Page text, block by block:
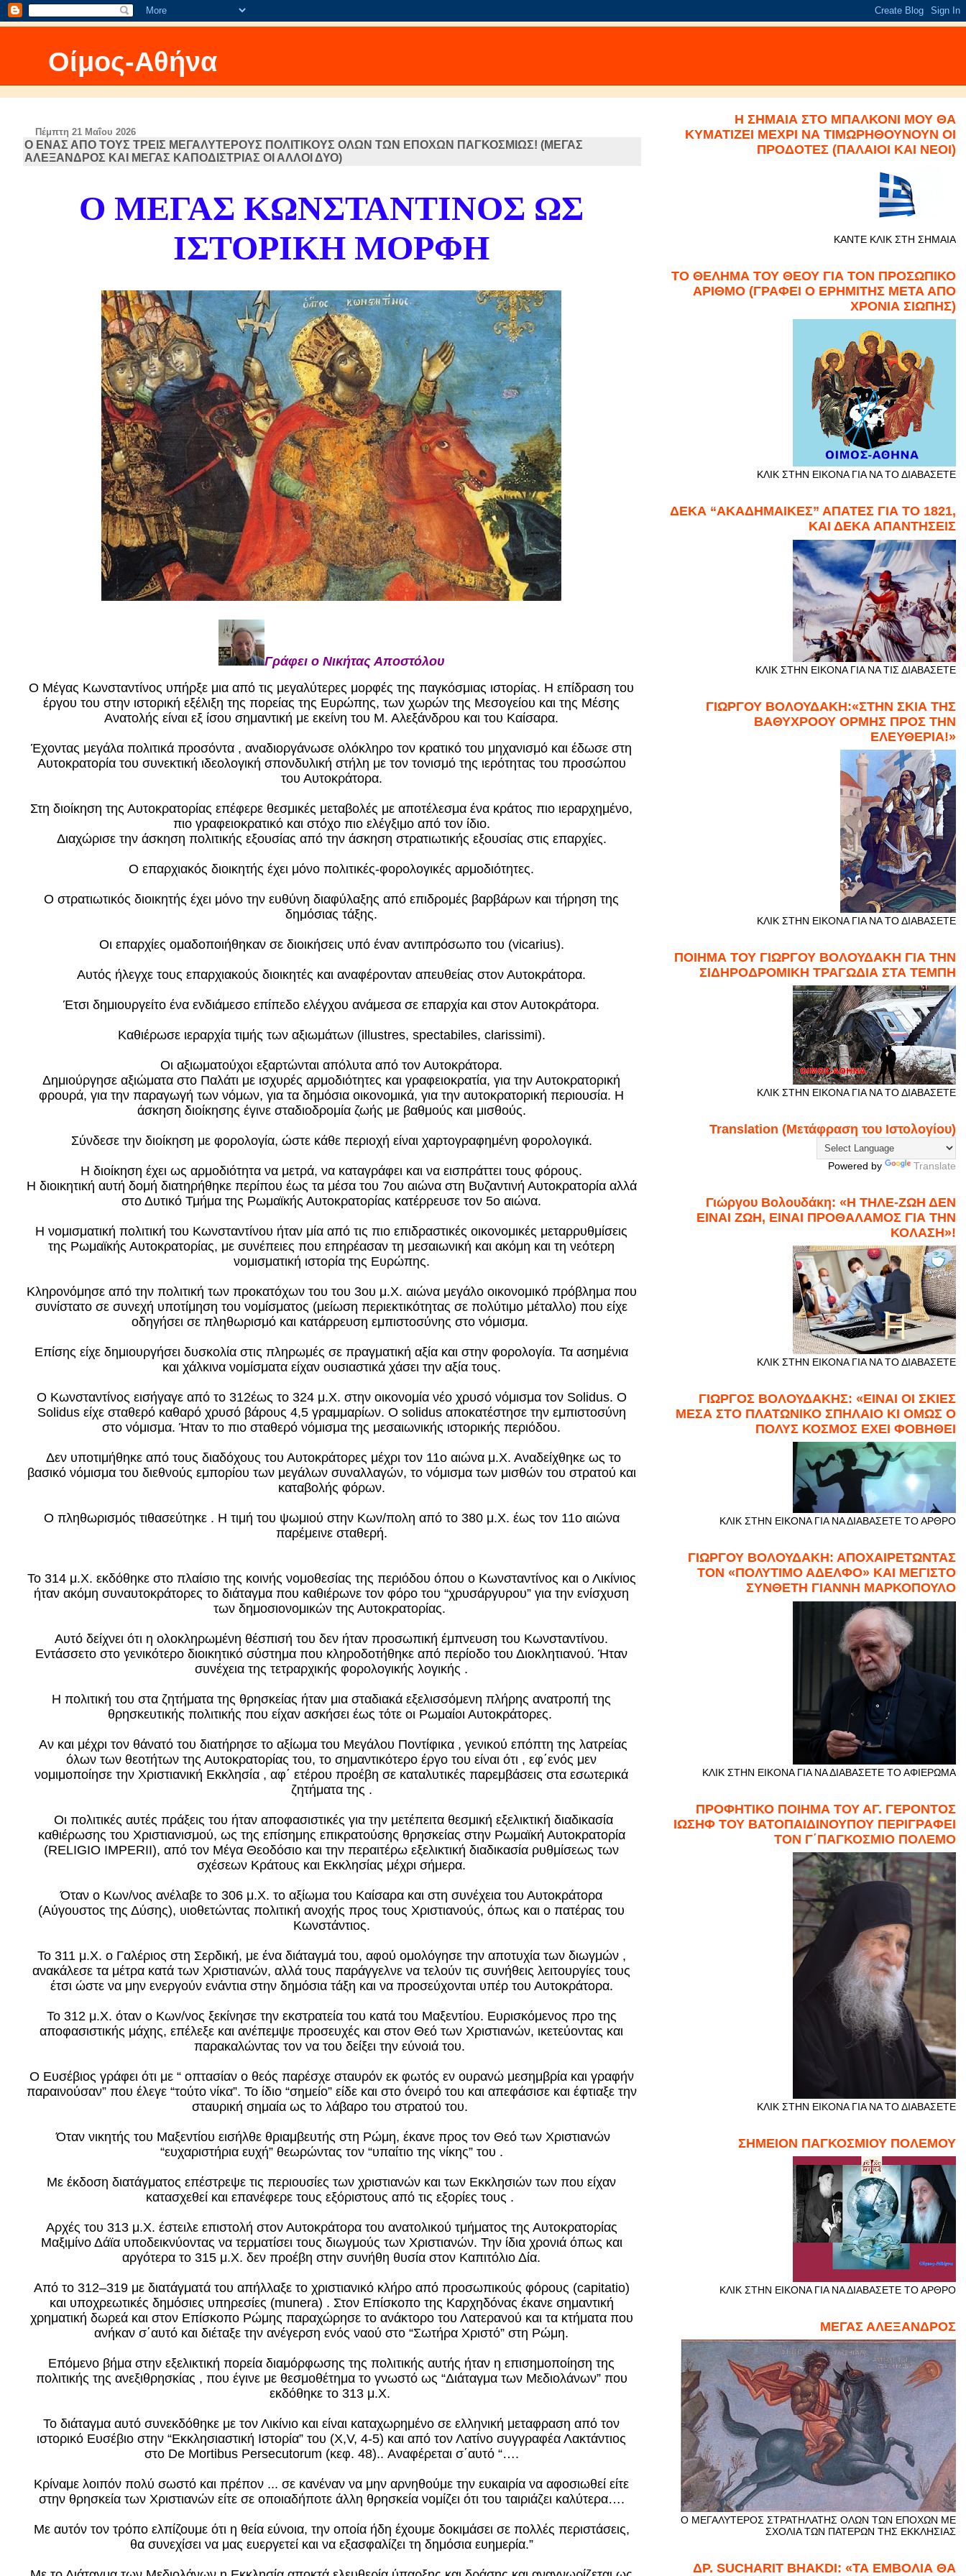
Οίμος-Αθήνα
Πέμπτη 21 Μαΐου 2026
Ο ΕΝΑΣ ΑΠΟ ΤΟΥΣ ΤΡΕΙΣ ΜΕΓΑΛΥΤΕΡΟΥΣ ΠΟΛΙΤΙΚΟΥΣ ΟΛΩΝ ΤΩΝ ΕΠΟΧΩΝ ΠΑΓΚΟΣΜΙΩΣ! (ΜΕΓΑΣ
ΑΛΕΞΑΝΔΡΟΣ ΚΑΙ ΜΕΓΑΣ ΚΑΠΟΔΙΣΤΡΙΑΣ ΟΙ ΑΛΛΟΙ ΔΥΟ)
Ο ΜΕΓΑΣ ΚΩΝΣΤΑΝΤΙΝΟΣ ΩΣ
ΙΣΤΟΡΙΚΗ ΜΟΡΦΗ
Γράφει ο Νικήτας Αποστόλου
Ο Μέγας Κωνσταντίνος υπήρξε μια από τις μεγαλύτερες μορφές της παγκόσμιας ιστορίας. Η επίδραση του
έργου του στην ιστορική εξέλιξη της πορείας της Ευρώπης, των χωρών της Μεσογείου και της Μέσης
Ανατολής είναι εξ ίσου σημαντική με εκείνη του Μ. Αλεξάνδρου και του Καίσαρα.
Έχοντας μεγάλα πολιτικά προσόντα , αναδιοργάνωσε ολόκληρο τον κρατικό του μηχανισμό και έδωσε στη
Αυτοκρατορία του συνεκτική ιδεολογική σπονδυλική στήλη με τον τονισμό της ιερότητας του προσώπου
του Αυτοκράτορα.
Στη διοίκηση της Αυτοκρατορίας επέφερε θεσμικές μεταβολές με αποτέλεσμα ένα κράτος πιο ιεραρχημένο,
πιο γραφειοκρατικό και στόχο πιο ελέγξιμο από τον ίδιο.
Διαχώρισε την άσκηση πολιτικής εξουσίας από την άσκηση στρατιωτικής εξουσίας στις επαρχίες.
Ο επαρχιακός διοικητής έχει μόνο πολιτικές-φορολογικές αρμοδιότητες.
Ο στρατιωτικός διοικητής έχει μόνο την ευθύνη διαφύλαξης από επιδρομές βαρβάρων και τήρηση της
δημόσιας τάξης.
Οι επαρχίες ομαδοποιήθηκαν σε διοικήσεις υπό έναν αντιπρόσωπο του (vicarius).
Αυτός ήλεγχε τους επαρχιακούς διοικητές και αναφέρονταν απευθείας στον Αυτοκράτορα.
Έτσι δημιουργείτο ένα ενδιάμεσο επίπεδο ελέγχου ανάμεσα σε επαρχία και στον Αυτοκράτορα.
Καθιέρωσε ιεραρχία τιμής των αξιωμάτων (illustres, spectabiles, clarissimi).
Οι αξιωματούχοι εξαρτώνται απόλυτα από τον Αυτοκράτορα.
Δημιούργησε αξιώματα στο Παλάτι με ισχυρές αρμοδιότητες και γραφειοκρατία, για την Αυτοκρατορική
φρουρά, για την παραγωγή των νόμων, για τα δημόσια οικονομικά, για την αυτοκρατορική περιουσία. Η
άσκηση διοίκησης έγινε σταδιοδρομία ζωής με βαθμούς και μισθούς.
Σύνδεσε την διοίκηση με φορολογία, ώστε κάθε περιοχή είναι χαρτογραφημένη φορολογικά.
Η διοίκηση έχει ως αρμοδιότητα να μετρά, να καταγράφει και να εισπράττει τους φόρους.
Η διοικητική αυτή δομή διατηρήθηκε περίπου έως τα μέσα του 7ου αιώνα στη Βυζαντινή Αυτοκρατορία αλλά
στο Δυτικό Τμήμα της Ρωμαϊκής Αυτοκρατορίας κατέρρευσε τον 5ο αιώνα.
Η νομισματική πολιτική του Κωνσταντίνου ήταν μία από τις πιο επιδραστικές οικονομικές μεταρρυθμίσεις
της Ρωμαϊκής Αυτοκρατορίας, με συνέπειες που επηρέασαν τη μεσαιωνική και ακόμη και τη νεότερη
νομισματική ιστορία της Ευρώπης.
Κληρονόμησε από την πολιτική των προκατόχων του του 3ου μ.Χ. αιώνα μεγάλο οικονομικό πρόβλημα που
συνίστατο σε συνεχή υποτίμηση του νομίσματος (μείωση περιεκτικότητας σε πολύτιμο μέταλλο) που είχε
οδηγήσει σε πληθωρισμό και κατάρρευση εμπιστοσύνης στο νόμισμα.
Επίσης είχε δημιουργήσει δυσκολία στις πληρωμές σε πραγματική αξία και στην φορολογία. Τα ασημένια
και χάλκινα νομίσματα είχαν ουσιαστικά χάσει την αξία τους.
Ο Κωνσταντίνος εισήγαγε από το 312έως το 324 μ.Χ. στην οικονομία νέο χρυσό νόμισμα τον Solidus. Ο
Solidus είχε σταθερό καθαρό χρυσό βάρους 4,5 γραμμαρίων. Ο solidus αποκατέστησε την εμπιστοσύνη
στο νόμισμα. Ήταν το πιο σταθερό νόμισμα της μεσαιωνικής ιστορικής περιόδου.
Δεν υποτιμήθηκε από τους διαδόχους του Αυτοκράτορες μέχρι τον 11ο αιώνα μ.Χ. Αναδείχθηκε ως το
βασικό νόμισμα του διεθνούς εμπορίου των μεγάλων συναλλαγών, το νόμισμα των μισθών του στρατού και
καταβολής φόρων.
Ο πληθωρισμός τιθασεύτηκε . Η τιμή του ψωμιού στην Κων/πολη από το 380 μ.Χ. έως τον 11ο αιώνα
παρέμεινε σταθερή.
Το 314 μ.Χ. εκδόθηκε στο πλαίσιο της κοινής νομοθεσίας της περιόδου όπου ο Κωνσταντίνος και ο Λικίνιος
ήταν ακόμη συναυτοκράτορες το διάταγμα που καθιέρωνε τον φόρο του “χρυσάργυρου” για την ενίσχυση
των δημοσιονομικών της Αυτοκρατορίας.
Αυτό δείχνει ότι η ολοκληρωμένη θέσπισή του δεν ήταν προσωπική έμπνευση του Κωνσταντίνου.
Εντάσσετο στο γενικότερο διοικητικό σύστημα που κληροδοτήθηκε από περίοδο του Διοκλητιανού. Ήταν
συνέχεια της τετραρχικής φορολογικής λογικής .
Η πολιτική του στα ζητήματα της θρησκείας ήταν μια σταδιακά εξελισσόμενη πλήρης ανατροπή της
θρησκευτικής πολιτικής που είχαν ασκήσει έως τότε οι Ρωμαίοι Αυτοκράτορες.
Αν και μέχρι τον θάνατό του διατήρησε το αξίωμα του Μεγάλου Ποντίφικα , γενικού επόπτη της λατρείας
όλων των θεοτήτων της Αυτοκρατορίας του, το σημαντικότερο έργο του είναι ότι , εφ΄ενός μεν
νομιμοποίησε την Χριστιανική Εκκλησία , αφ΄ ετέρου προέβη σε καταλυτικές παρεμβάσεις στα εσωτερικά
ζητήματα της .
Οι πολιτικές αυτές πράξεις του ήταν αποφασιστικές για την μετέπειτα θεσμική εξελικτική διαδικασία
καθιέρωσης του Χριστιανισμού, ως της επίσημης επικρατούσης θρησκείας στην Ρωμαϊκή Αυτοκρατορία
(RELIGIO IMPERII), από τον Μέγα Θεοδόσιο και την περαιτέρω εξελικτική διαδικασία ρυθμίσεως των
σχέσεων Κράτους και Εκκλησίας μέχρι σήμερα.
Όταν ο Κων/νος ανέλαβε το 306 μ.Χ. το αξίωμα του Καίσαρα και στη συνέχεια του Αυτοκράτορα
(Αύγουστος της Δύσης), υιοθετώντας πολιτική ανοχής προς τους Χριστιανούς, όπως και ο πατέρας του
Κωνστάντιος.
Το 311 μ.Χ. ο Γαλέριος στη Σερδική, με ένα διάταγμά του, αφού ομολόγησε την αποτυχία των διωγμών ,
ανακάλεσε τα μέτρα κατά των Χριστιανών, αλλά τους παράγγελνε να τελούν τις συνήθεις λειτουργίες τους
έτσι ώστε να μην ενεργούν ενάντια στην δημόσια τάξη και να προσεύχονται υπέρ του Αυτοκράτορα.
Το 312 μ.Χ. όταν ο Κων/νος ξεκίνησε την εκστρατεία του κατά του Μαξεντίου. Ευρισκόμενος προ της
αποφασιστικής μάχης, επέλεξε και ανέπεμψε προσευχές και στον Θεό των Χριστιανών, ικετεύοντας και
παρακαλώντας τον να του δείξει την εύνοιά του.
Ο Ευσέβιος γράφει ότι με “ οπτασίαν ο θεός παρέσχε σταυρόν εκ φωτός εν ουρανώ μεσημβρία και γραφήν
παραινούσαν” που έλεγε “τούτο νίκα”. Το ίδιο “σημείο” είδε και στο όνειρό του και απεφάσισε και έφτιαξε την
σταυρική σημαία ως το λάβαρο του στρατού του.
Όταν νικητής του Μαξεντίου εισήλθε θριαμβευτής στη Ρώμη, έκανε προς τον Θεό των Χριστιανών
“ευχαριστήρια ευχή” θεωρώντας τον “υπαίτιο της νίκης” του .
Με έκδοση διατάγματος επέστρεψε τις περιουσίες των χριστιανών και των Εκκλησιών των που είχαν
κατασχεθεί και επανέφερε τους εξόριστους από τις εξορίες τους .
Αρχές του 313 μ.Χ. έστειλε επιστολή στον Αυτοκράτορα του ανατολικού τμήματος της Αυτοκρατορίας
Μαξιμίνο Δάϊα υποδεικνύοντας να τερματίσει τους διωγμούς των Χριστιανών. Την ίδια χρονιά όπως και
αργότερα το 315 μ.Χ. δεν προέβη στην συνήθη θυσία στον Καπιτόλιο Δία.
Από το 312–319 με διατάγματά του απήλλαξε το χριστιανικό κλήρο από προσωπικούς φόρους (capitatio)
και υποχρεωτικές δημόσιες υπηρεσίες (munera) . Στον Επίσκοπο της Καρχηδόνας έκανε σημαντική
χρηματική δωρεά και στον Επίσκοπο Ρώμης παραχώρησε το ανάκτορο του Λατερανού και τα κτήματα που
ανήκαν σ΄αυτό και διέταξε την ανέγερση ενός ναού στο “Σωτήρα Χριστό” στη Ρώμη.
Επόμενο βήμα στην εξελικτική πορεία διαμόρφωσης της πολιτικής αυτής ήταν η επισημοποίηση της
πολιτικής της ανεξιθρησκίας , που έγινε με θεσμοθέτημα το γνωστό ως “Διάταγμα των Μεδιολάνων” που
εκδόθηκε το 313 μ.Χ.
Το διάταγμα αυτό συνεκδόθηκε με τον Λικίνιο και είναι καταχωρημένο σε ελληνική μεταφραση από τον
ιστορικό Ευσέβιο στην “Εκκλησιαστική Ιστορία” του (Χ,V, 4-5) και από τον Λατίνο συγγραφέα Λακτάντιος
στο De Mortibus Persecutorum (κεφ. 48).. Αναφέρεται σ΄αυτό “….
Κρίναμε λοιπόν πολύ σωστό και πρέπον ... σε κανέναν να μην αρνηθούμε την ευκαιρία να αφοσιωθεί είτε
στην θρησκεία των Χριστιανών είτε σε οποιαδήποτε άλλη θρησκεία νομίζει ότι του ταιριάζει καλύτερα….
Με αυτόν τον τρόπο ελπίζουμε ότι η θεία εύνοια, την οποία ήδη έχουμε δοκιμάσει σε πολλές περιστάσεις,
θα συνεχίσει να μας ευεργετεί και να εξασφαλίζει τη δημόσια ευημερία.”
Η ΣΗΜΑΙΑ ΣΤΟ ΜΠΑΛΚΟΝΙ ΜΟΥ ΘΑ
ΚΥΜΑΤΙΖΕΙ ΜΕΧΡΙ ΝΑ ΤΙΜΩΡΗΘΟΥΝΟΥΝ ΟΙ
ΠΡΟΔΟΤΕΣ (ΠΑΛΑΙΟΙ ΚΑΙ ΝΕΟΙ)
ΚΑΝΤΕ ΚΛΙΚ ΣΤΗ ΣΗΜΑΙΑ
ΤΟ ΘΕΛΗΜΑ ΤΟΥ ΘΕΟΥ ΓΙΑ ΤΟΝ ΠΡΟΣΩΠΙΚΟ
ΑΡΙΘΜΟ (ΓΡΑΦΕΙ Ο ΕΡΗΜΙΤΗΣ ΜΕΤΑ ΑΠΟ
ΧΡΟΝΙΑ ΣΙΩΠΗΣ)
ΚΛΙΚ ΣΤΗΝ ΕΙΚΟΝΑ ΓΙΑ ΝΑ ΤΟ ΔΙΑΒΑΣΕΤΕ
ΔΕΚΑ “ΑΚΑΔΗΜΑΙΚΕΣ” ΑΠΑΤΕΣ ΓΙΑ ΤΟ 1821,
ΚΑΙ ΔΕΚΑ ΑΠΑΝΤΗΣΕΙΣ
ΚΛΙΚ ΣΤΗΝ ΕΙΚΟΝΑ ΓΙΑ ΝΑ ΤΙΣ ΔΙΑΒΑΣΕΤΕ
ΓΙΩΡΓΟΥ ΒΟΛΟΥΔΑΚΗ:«ΣΤΗΝ ΣΚΙΑ ΤΗΣ
ΒΑΘΥΧΡΟΟΥ ΟΡΜΗΣ ΠΡΟΣ ΤΗΝ
ΕΛΕΥΘΕΡΙΑ!»
ΚΛΙΚ ΣΤΗΝ ΕΙΚΟΝΑ ΓΙΑ ΝΑ ΤΟ ΔΙΑΒΑΣΕΤΕ
ΠΟΙΗΜΑ ΤΟΥ ΓΙΩΡΓΟΥ ΒΟΛΟΥΔΑΚΗ ΓΙΑ ΤΗΝ
ΣΙΔΗΡΟΔΡΟΜΙΚΗ ΤΡΑΓΩΔΙΑ ΣΤΑ ΤΕΜΠΗ
ΚΛΙΚ ΣΤΗΝ ΕΙΚΟΝΑ ΓΙΑ ΝΑ ΤΟ ΔΙΑΒΑΣΕΤΕ
Translation (Μετάφραση του Ιστολογίου)
Powered by Translate
Γιώργου Βολουδάκη: «Η ΤΗΛΕ-ΖΩΗ ΔΕΝ
ΕΙΝΑΙ ΖΩΗ, ΕΙΝΑΙ ΠΡΟΘΑΛΑΜΟΣ ΓΙΑ ΤΗΝ
ΚΟΛΑΣΗ»!
ΚΛΙΚ ΣΤΗΝ ΕΙΚΟΝΑ ΓΙΑ ΝΑ ΤΟ ΔΙΑΒΑΣΕΤΕ
ΓΙΩΡΓΟΣ ΒΟΛΟΥΔΑΚΗΣ: «ΕΙΝΑΙ ΟΙ ΣΚΙΕΣ
ΜΕΣΑ ΣΤΟ ΠΛΑΤΩΝΙΚΟ ΣΠΗΛΑΙΟ ΚΙ ΟΜΩΣ Ο
ΠΟΛΥΣ ΚΟΣΜΟΣ ΕΧΕΙ ΦΟΒΗΘΕΙ
ΚΛΙΚ ΣΤΗΝ ΕΙΚΟΝΑ ΓΙΑ ΝΑ ΔΙΑΒΑΣΕΤΕ ΤΟ ΑΡΘΡΟ
ΓΙΩΡΓΟΥ ΒΟΛΟΥΔΑΚΗ: ΑΠΟΧΑΙΡΕΤΩΝΤΑΣ
ΤΟΝ «ΠΟΛΥΤΙΜΟ ΑΔΕΛΦΟ» ΚΑΙ ΜΕΓΙΣΤΟ
ΣΥΝΘΕΤΗ ΓΙΑΝΝΗ ΜΑΡΚΟΠΟΥΛΟ
ΚΛΙΚ ΣΤΗΝ ΕΙΚΟΝΑ ΓΙΑ ΝΑ ΔΙΑΒΑΣΕΤΕ ΤΟ ΑΦΙΕΡΩΜΑ
ΠΡΟΦΗΤΙΚΟ ΠΟΙΗΜΑ ΤΟΥ ΑΓ. ΓΕΡΟΝΤΟΣ
ΙΩΣΗΦ ΤΟΥ ΒΑΤΟΠΑΙΔΙΝΟΥΠΟΥ ΠΕΡΙΓΡΑΦΕΙ
ΤΟΝ Γ΄ΠΑΓΚΟΣΜΙΟ ΠΟΛΕΜΟ
ΚΛΙΚ ΣΤΗΝ ΕΙΚΟΝΑ ΓΙΑ ΝΑ ΤΟ ΔΙΑΒΑΣΕΤΕ
ΣΗΜΕΙΟΝ ΠΑΓΚΟΣΜΙΟΥ ΠΟΛΕΜΟΥ
ΚΛΙΚ ΣΤΗΝ ΕΙΚΟΝΑ ΓΙΑ ΝΑ ΔΙΑΒΑΣΕΤΕ ΤΟ ΑΡΘΡΟ
ΜΕΓΑΣ ΑΛΕΞΑΝΔΡΟΣ
Ο ΜΕΓΑΛΥΤΕΡΟΣ ΣΤΡΑΤΗΛΑΤΗΣ ΟΛΩΝ ΤΩΝ ΕΠΟΧΩΝ ΜΕ
ΣΧΟΛΙΑ ΤΩΝ ΠΑΤΕΡΩΝ ΤΗΣ ΕΚΚΛΗΣΙΑΣ
ΔΡ. SUCHARIT BHAKDI: «ΤΑ ΕΜΒΟΛΙΑ ΘΑ